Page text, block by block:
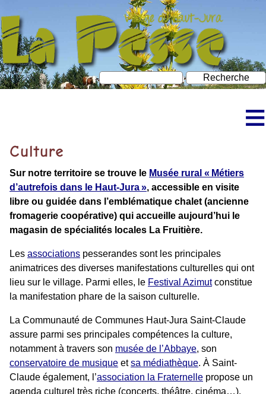
≡
Découvrir La Pesse
Bureau d’information touristique
À faire à La Pesse
Neige et ski
Commerces de bouche
Restaurants et hébergements
Histoire
Géographie
Économie et emploi
Culture
Sur notre territoire se trouve le Musée rural « Métiers
d’autrefois dans le Haut-Jura », accessible en visite
libre ou guidée dans l’emblématique chalet (ancienne
fromagerie coopérative) qui accueille aujourd’hui le
magasin de spécialités locales La Fruitière.
Les associations pesserandes sont les principales
animatrices des diverses manifestations culturelles qui ont
lieu sur le village. Parmi elles, le Festival Azimutconstitue
la manifestation phare de la saison culturelle.
La Communauté de Communes Haut-Jura Saint-Claude
assure parmi ses principales compétences la culture,
notamment à travers son musée de l’Abbaye, son
conservatoire de musique etsa médiathèque. À Saint-
Claude également, l’association la Fraternelle propose un
agenda culturel très riche (concerts, théâtre, cinéma…),